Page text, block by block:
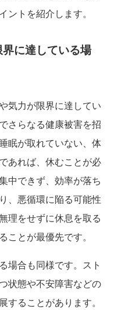
ントを紹介します。
に達している場
気力が限界に達してい
さらなる健康被害を招
眠が取れていない、体
あれば、休むことが必
中できず、効率が落ち
、悪循環に陥る可能性
理をせずに休息を取る
ことが最優先です。
場合も同様です。スト
状態や不安障害などの
することがあります。